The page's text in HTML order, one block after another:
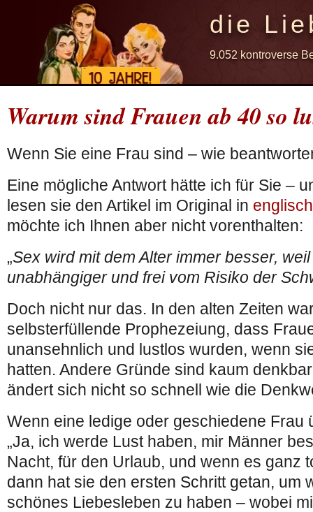
die
9.052 kontroverse
Warum sind Frauen ab 40 so
Wenn Sie eine Frau sind – wie
Eine mögliche Antwort hätte ich für Sie –
lesen sie den Artikel im Original in
möchte ich Ihnen aber nicht vorenthalten:
„Sex wird mit dem Alter immer besser,
unabhängiger und frei vom Risiko der
Doch nicht nur das. In den alten Zeiten
selbsterfüllende Prophezeiung, dass
unansehnlich und lustlos wurden, wenn
hatten. Andere Gründe sind kaum
ändert sich nicht so schnell wie die
Wenn eine ledige oder geschiedene Frau
„Ja, ich werde Lust haben, mir Männer
Nacht, für den Urlaub, und wenn es ganz
dann hat sie den ersten Schritt getan, um
schönes Liebesleben zu haben – wobei